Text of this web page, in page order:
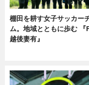
棚田を耕す女子サッカー
ム。地域とともに歩む 『
越後妻有』